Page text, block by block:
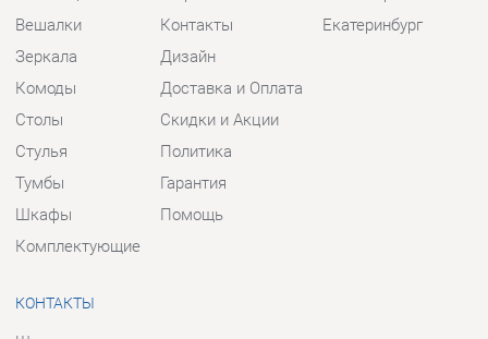
Шкафы
Комплектующие
Помощь
Шоурум и склад самовывоза
Адрес: г. Екатеринбург, пер.
Базовый, 47
Телефон: +7 (903) 000-00-00
Пн - Пт:10:00 - 18:00 (GMT+5)